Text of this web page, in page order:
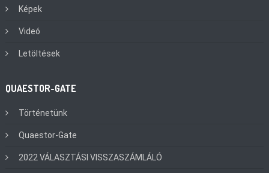
Képek
Videó
Letöltések
QUAESTOR-GATE
Történetünk
Quaestor-Gate
2022 VÁLASZTÁSI VISSZASZÁMLÁLÓ